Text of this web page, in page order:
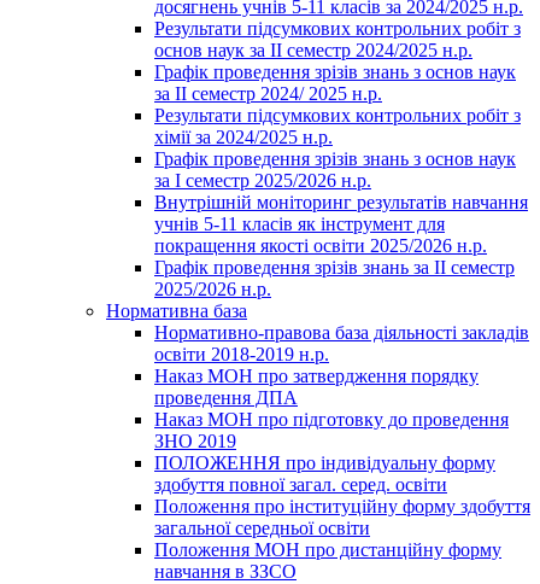
досягнень учнів 5-11 класів за 2024/2025 н.р.
Результати підсумкових контрольних робіт з
основ наук за ІІ семестр 2024/2025 н.р.
Графік проведення зрізів знань з основ наук
за ІІ семестр 2024/ 2025 н.р.
Результати підсумкових контрольних робіт з
хімії за 2024/2025 н.р.
Графік проведення зрізів знань з основ наук
за І семестр 2025/2026 н.р.
Внутрішній моніторинг результатів навчання
учнів 5-11 класів як інструмент для
покращення якості освіти 2025/2026 н.р.
Графік проведення зрізів знань за ІІ семестр
2025/2026 н.р.
Нормативна база
Нормативно-правова база діяльності закладів
освіти 2018-2019 н.р.
Наказ МОН про затвердження порядку
проведення ДПА
Наказ МОН про підготовку до проведення
ЗНО 2019
ПОЛОЖЕННЯ про індивідуальну форму
здобуття повної загал. серед. освіти
Положення про інституційну форму здобуття
загальної середньої освіти
Положення МОН про дистанційну форму
навчання в ЗЗСО